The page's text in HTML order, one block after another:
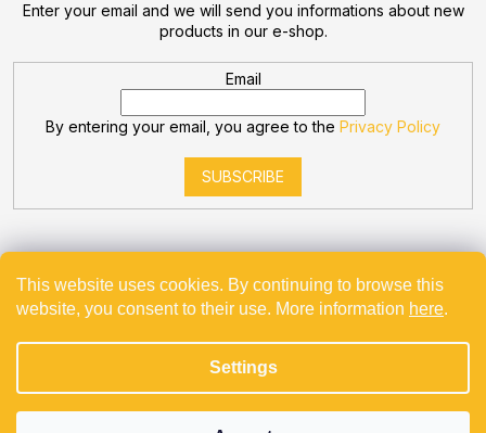
This website uses cookies. By continuing to browse this
website, you consent to their use. More information here.
Settings
Enter your email and we will send you informations about new
products in our e-shop.
Email
By entering your email, you agree to the Privacy Policy
SUBSCRIBE
Created by Shoptet
Bevande. All rights reserved.
Projekt spolufinancovaný z EU - Modernizace a automatizace